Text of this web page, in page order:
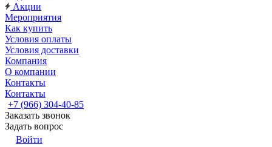
Акции
Мероприятия
Как купить
Условия оплаты
Условия доставки
Компания
О компании
Контакты
Контакты
+7 (966) 304-40-85
Заказать звонок
Задать вопрос
Войти